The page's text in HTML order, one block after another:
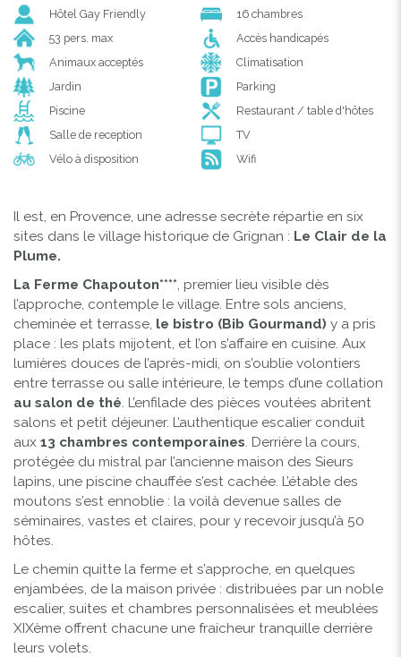
Hôtel Gay Friendly
16 chambres
53 pers. max
Accès handicapés
Animaux acceptés
Climatisation
Jardin
Parking
Piscine
Restaurant / table d'hôtes
Salle de reception
TV
Vélo à disposition
Wifi
Il est, en Provence, une adresse secrète répartie en six
sites dans le village historique de Grignan : Le Clair de la
Plume.
La Ferme Chapouton****, premier lieu visible dès
l’approche, contemple le village. Entre sols anciens,
cheminée et terrasse, le bistro (Bib Gourmand) y a pris
place : les plats mijotent, et l’on s’affaire en cuisine. Aux
lumières douces de l’après-midi, on s’oublie volontiers
entre terrasse ou salle intérieure, le temps d’une collation
au salon de thé. L’enfilade des pièces voutées abritent
salons et petit déjeuner. L’authentique escalier conduit
aux 13 chambres contemporaines. Derrière la cours,
protégée du mistral par l’ancienne maison des Sieurs
lapins, une piscine chauffée s’est cachée. L’étable des
moutons s’est ennoblie : la voilà devenue salles de
séminaires, vastes et claires, pour y recevoir jusqu’à 50
hôtes.
Le chemin quitte la ferme et s’approche, en quelques
enjambées, de la maison privée : distribuées par un noble
escalier, suites et chambres personnalisées et meublées
XIXème offrent chacune une fraicheur tranquille derrière
leurs volets.